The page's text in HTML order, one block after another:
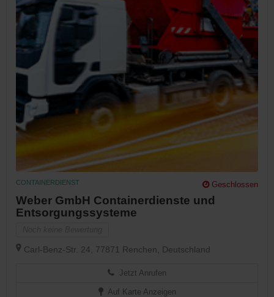
CONTAINERDIENST Geschlossen
Weber GmbH Containerdienste und
Entsorgungssysteme
Carl-Benz-Str. 24, 77871 Renchen, Deutschland
Jetzt Anrufen
Auf Karte Anzeigen